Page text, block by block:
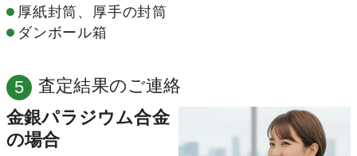
厚紙封筒、厚手の封筒
ダンボール箱
5
査定結果のご連絡
金銀パラジウム合金
の場合